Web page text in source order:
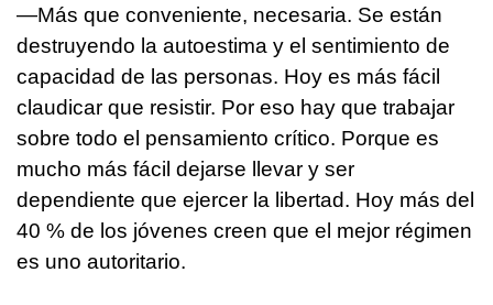
—Más que conveniente, necesaria. Se están
destruyendo la autoestima y el sentimiento de
capacidad de las personas. Hoy es más fácil
claudicar que resistir. Por eso hay que trabajar
sobre todo el pensamiento crítico. Porque es
mucho más fácil dejarse llevar y ser
dependiente que ejercer la libertad. Hoy más del
40 % de los jóvenes creen que el mejor régimen
es uno autoritario.